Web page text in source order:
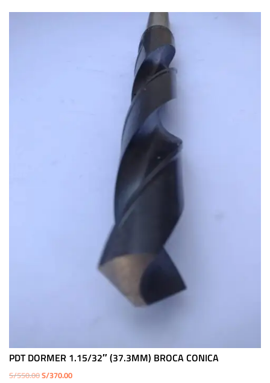
PDT DORMER 1.15/32″ (37.3MM) BROCA CONICA
S/550.00El
S/370.00El